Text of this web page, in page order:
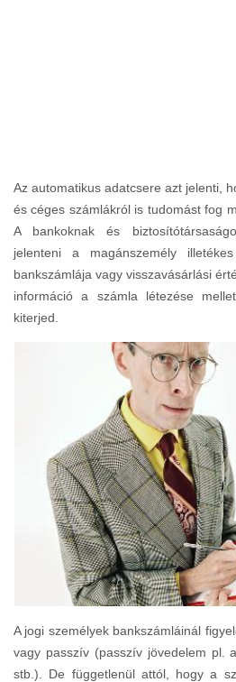
Az automatikus adatcsere azt jelenti,
és céges számlákról is tudomást fog
A bankoknak és
jelenteni a magánszemély
bankszámlája vagy visszavásárlási
információ a számla létezése
kiterjed.
A jogi személyek bankszámláinál
vagy passzív (passzív jövedelem pl.
stb.). De függetlenül attól, hogy a